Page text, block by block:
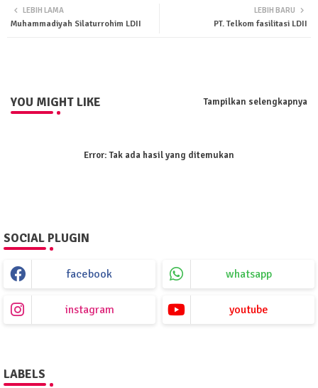
ter
LEBIH BARU
PT. Telkom fasilitasi LDII
LEBIH LAMA
Muhammadiyah Silaturrohim LDII
YOU MIGHT LIKE Tampilkan selengkapnya
Error:Tak ada hasil yang ditemukan
SOCIAL PLUGIN
facebook whatsapp
instagram youtube
LABELS